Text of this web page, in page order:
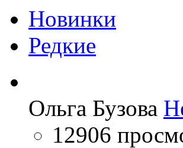
Новинки
Редкие
Ольга Бузова
12906